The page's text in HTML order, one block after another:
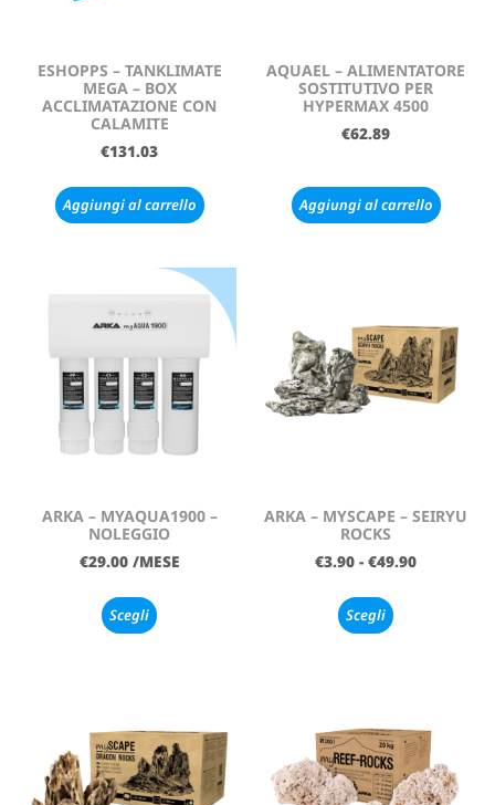
ESHOPPS – TANKLIMATE
MEGA – BOX
ACCLIMATAZIONE CON
CALAMITE
€131.03
Aggiungi al carrello
AQUAEL – ALIMENTATORE
SOSTITUTIVO PER
HYPERMAX 4500
€62.89
Aggiungi al carrello
ARKA – MYAQUA1900 –
NOLEGGIO
€29.00 /MESE
Scegli
ARKA – MYSCAPE – SEIRYU
ROCKS
€3.90 - €49.90
Scegli